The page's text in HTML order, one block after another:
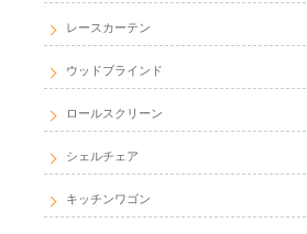
レースカーテン
ウッドブラインド
ロールスクリーン
シェルチェア
キッチンワゴン